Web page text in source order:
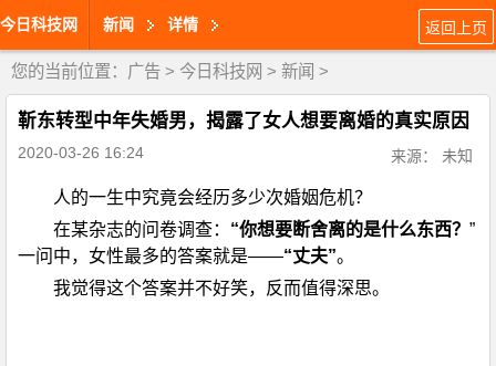
今日科技网 新闻 详情 返回上页
您的当前位置： 广告 > 今日科技网 > 新闻 >
靳东转型中年失婚男，揭露了女人想要离婚的真实原因
2020-03-26 16:24 来源： 未知
人的一生中究竟会经历多少次婚姻危机？
在某杂志的问卷调查： “你想要断舍离的是什么东西？ ”
一问中，女性最多的答案就是——“丈夫”。
我觉得这个答案并不好笑，反而值得深思。